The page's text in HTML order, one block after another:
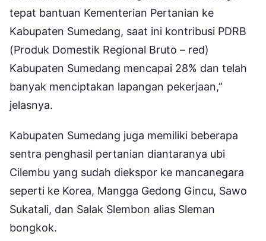
tepat bantuan Kementerian Pertanian ke
Kabupaten Sumedang, saat ini kontribusi PDRB
(Produk Domestik Regional Bruto – red)
Kabupaten Sumedang mencapai 28% dan telah
banyak menciptakan lapangan pekerjaan,”
jelasnya.
Kabupaten Sumedang juga memiliki beberapa
sentra penghasil pertanian diantaranya ubi
Cilembu yang sudah diekspor ke mancanegara
seperti ke Korea, Mangga Gedong Gincu, Sawo
Sukatali, dan Salak Slembon alias Sleman
bongkok.